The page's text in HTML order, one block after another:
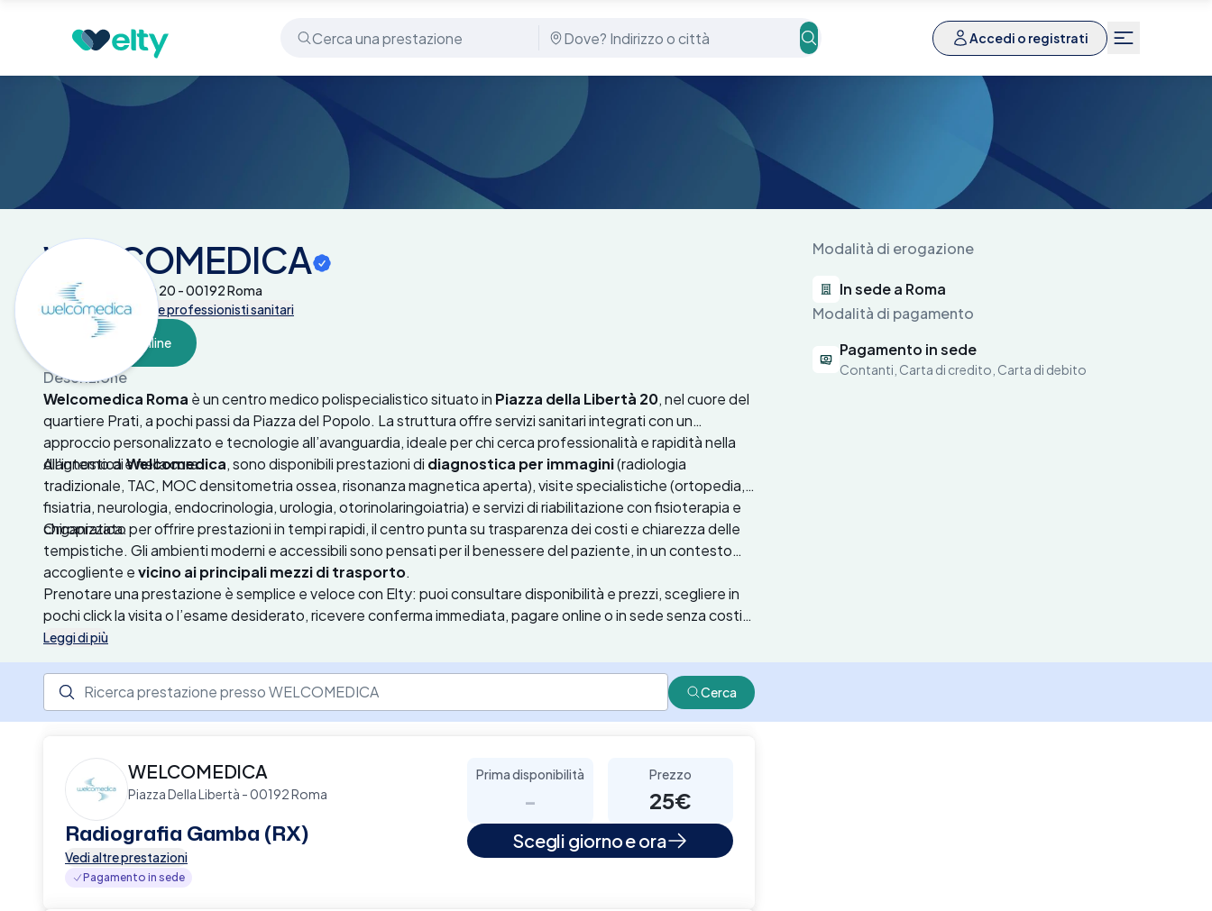
Accedi o registrati
Centri medici
WELCOMEDICA
Piazza Della Libertà 20 - 00192 Roma
Tutte le prestazioni e professionisti sanitari
Prenota online
Descrizione
Welcomedica Roma è un centro medico polispecialistico situato in Piazza della Libertà 20, nel cuore del
quartiere Prati, a pochi passi da Piazza del Popolo. La struttura offre servizi sanitari integrati con un
approccio personalizzato e tecnologie all’avanguardia, ideale per chi cerca professionalità e rapidità nella
diagnostica e nella cura.
All’interno diWelcomedica, sono disponibili prestazioni di diagnostica per immagini(radiologia
tradizionale, TAC, MOC densitometria ossea, risonanza magnetica aperta), visite specialistiche (ortopedia,
fisiatria, neurologia, endocrinologia, urologia, otorinolaringoiatria) e servizi di riabilitazione con fisioterapia e
chiropratica.
Organizzato per offrire prestazioni in tempi rapidi, il centro punta su trasparenza dei costi e chiarezza delle
tempistiche. Gli ambienti moderni e accessibili sono pensati per il benessere del paziente, in un contesto
accogliente evicino ai principali mezzi di trasporto.
Prenotare una prestazione è semplice e veloce con Elty: puoi consultare disponibilità e prezzi, scegliere in
pochi click la visita o l’esame desiderato, ricevere conferma immediata, pagare online o in sede senza costi
aggiuntivi, e annullare gratuitamente se necessario.
Leggi di più
Modalità di erogazione
In sede a Roma
Modalità di pagamento
Pagamento in sede
Contanti, Carta di credito, Carta di debito
Ricerca prestazione presso il centro medico Cerca
WELCOMEDICA
Piazza Della Libertà - 00192 Roma
Radiografia Gamba (RX)
Vedi altre prestazioni
Pagamento in sede
Prima disponibilità
-
Prezzo
25€
Scegli giorno e ora